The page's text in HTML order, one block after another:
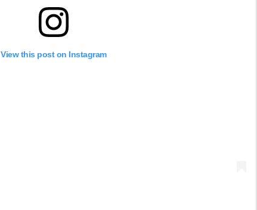
View this post on Instagram